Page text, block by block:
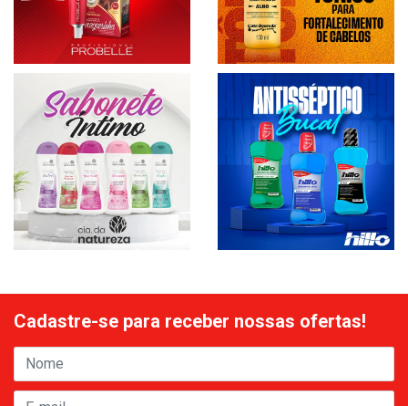
Cadastre-se para receber nossas ofertas!